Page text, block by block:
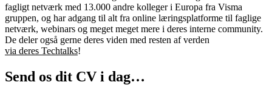
fagligt netværk med 13.000 andre kolleger i Europa fra Visma
gruppen, og har adgang til alt fra online læringsplatforme til faglige
netværk, webinars og meget meget mere i deres interne community.
De deler også gerne deres viden med resten af verden
via deres Techtalks!
Send os dit CV i dag…